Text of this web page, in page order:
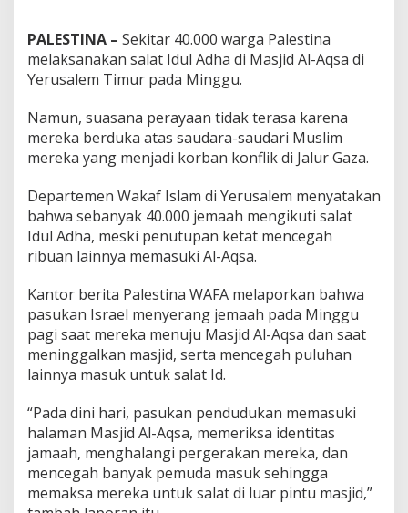
PALESTINA – Sekitar 40.000 warga Palestina
melaksanakan salat Idul Adha di Masjid Al-Aqsa di
Yerusalem Timur pada Minggu.
Namun, suasana perayaan tidak terasa karena
mereka berduka atas saudara-saudari Muslim
mereka yang menjadi korban konflik di Jalur Gaza.
Departemen Wakaf Islam di Yerusalem menyatakan
bahwa sebanyak 40.000 jemaah mengikuti salat
Idul Adha, meski penutupan ketat mencegah
ribuan lainnya memasuki Al-Aqsa.
Kantor berita Palestina WAFA melaporkan bahwa
pasukan Israel menyerang jemaah pada Minggu
pagi saat mereka menuju Masjid Al-Aqsa dan saat
meninggalkan masjid, serta mencegah puluhan
lainnya masuk untuk salat Id.
“Pada dini hari, pasukan pendudukan memasuki
halaman Masjid Al-Aqsa, memeriksa identitas
jamaah, menghalangi pergerakan mereka, dan
mencegah banyak pemuda masuk sehingga
memaksa mereka untuk salat di luar pintu masjid,”